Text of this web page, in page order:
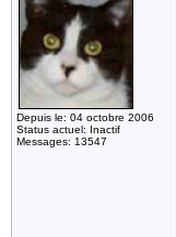
Depuis le: 04 octobre 2006
Status actuel: Inactif
Messages: 13547